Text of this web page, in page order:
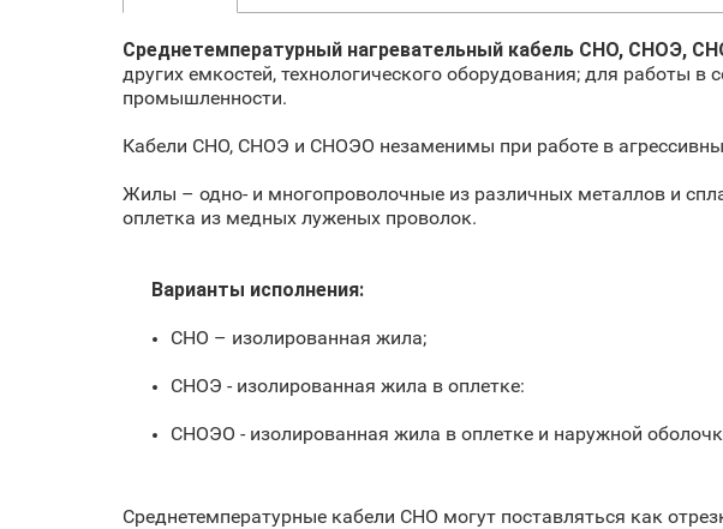
Среднетемпературный нагревательный кабель СНО, СНОЭ,
других емкостей, технологического оборудования; для работы
промышленности.
Кабели СНО, СНОЭ и СНОЭО незаменимы при работе в
Жилы – одно- и многопроволочные из различных металлов и
оплетка из медных луженых проволок.
Варианты исполнения:
СНО – изолированная жила;
СНОЭ - изолированная жила в оплетке:
СНОЭО - изолированная жила в оплетке и наружной
Среднетемпературные кабели СНО могут поставляться как